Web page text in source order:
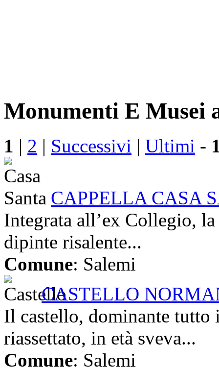
Monumenti E Musei
1 | 2 | Successivi | Ultimi -
CAPPELLA CASA
Integrata all’ex Collegio,
dipinte risalente...
Comune: Salemi
CASTELLO
Il castello, dominante
riassettato, in età sveva...
Comune: Salemi